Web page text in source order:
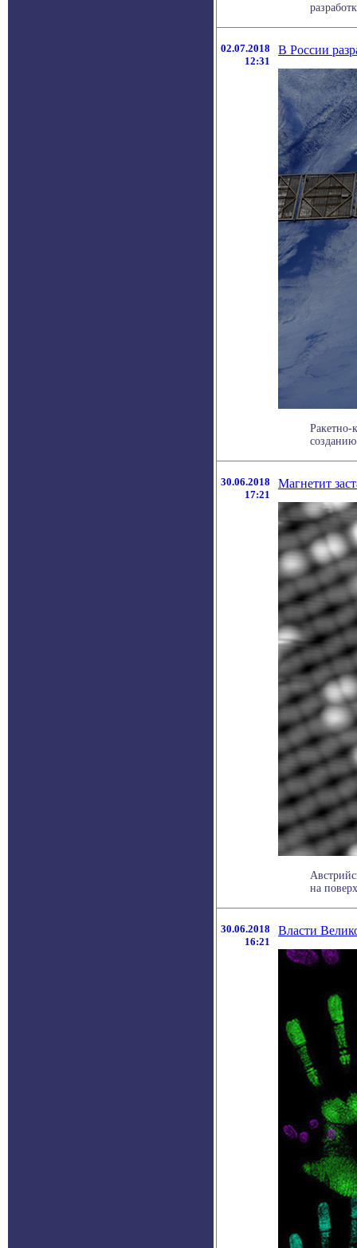
02.07.2018
12:31
В России
Ракетно-
30.06.2018
17:21
Магнетит
на
30.06.2018
16:21
Власти